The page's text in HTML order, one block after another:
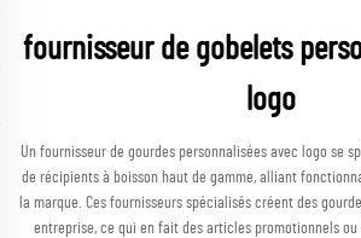
fournisseur de gobelets
logo
Un fournisseur de gourdes personnalisées avec logo se
de récipients à boisson haut de gamme, alliant
la marque. Ces fournisseurs spécialisés créent des
entreprise, ce qui en fait des articles promotionnels ou